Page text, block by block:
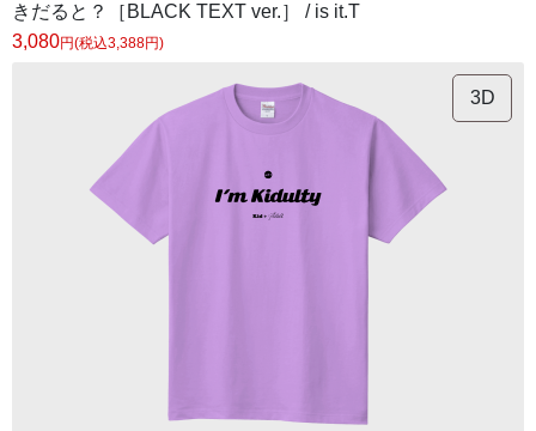
きだると？［BLACK TEXT ver.］ / is it.T
3,080円(税込3,388円)
3D